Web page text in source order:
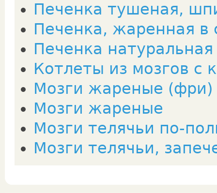
Печенка тушеная,
Печенка, жаренная в
Печенка
Котлеты из мозгов с
Мозги жареные (фри)
Мозги жареные
Мозги телячьи по-
Мозги телячьи,